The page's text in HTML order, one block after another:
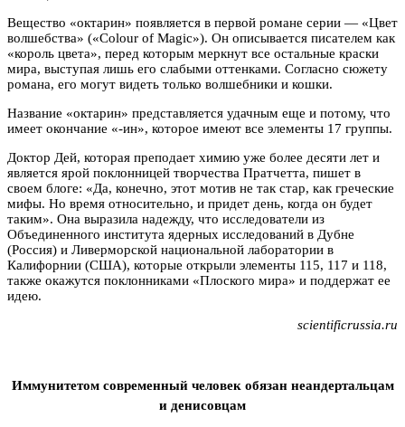
Вещество «октарин» появляется в первой романе серии — «Цвет
волшебства» («Colour of Magic»). Он описывается писателем как
«король цвета», перед которым меркнут все остальные краски
мира, выступая лишь его слабыми оттенками. Согласно сюжету
романа, его могут видеть только волшебники и кошки.
Название «октарин» представляется удачным еще и потому, что
имеет окончание «-ин», которое имеют все элементы 17 группы.
Доктор Дей, которая преподает химию уже более десяти лет и
является ярой поклонницей творчества Пратчетта, пишет в
своем блоге: «Да, конечно, этот мотив не так стар, как греческие
мифы. Но время относительно, и придет день, когда он будет
таким». Она выразила надежду, что исследователи из
Объединенного института ядерных исследований в Дубне
(Россия) и Ливерморской национальной лаборатории в
Калифорнии (США), которые открыли элементы 115, 117 и 118,
также окажутся поклонниками «Плоского мира» и поддержат ее
идею.
scientificrussia.ru
Иммунитетом современный человек обязан неандертальцам
и денисовцам